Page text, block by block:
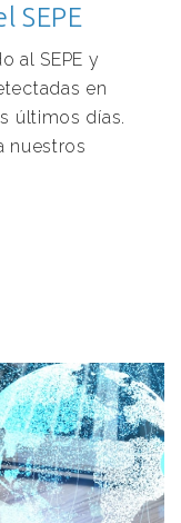
SEPE
al SEPE y
en
últimos días.
nuestros